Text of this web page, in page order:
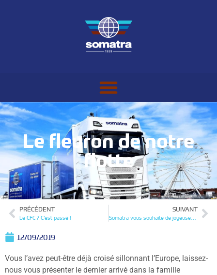
Le fleuron de notre
flotte
PRÉCÉDENT
Le CFC ? C’est passé !
SUIVANT
Somatra vous souhaite de joyeuses fêtes !
12/09/2019
Vous l’avez peut-être déjà croisé sillonnant l’Europe, laissez-
nous vous présenter le dernier arrivé dans la famille